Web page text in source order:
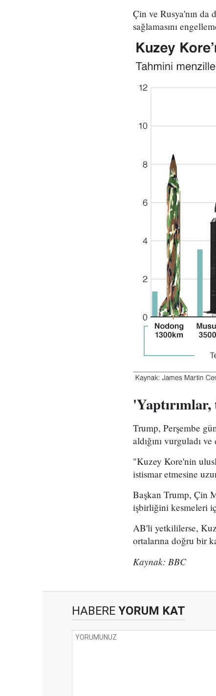
Çin ve Rusya'nın da
sağlamasını
Trump, Perşembe
aldığını vurguladı
"Kuzey Kore'nin
istismar etmesine
Başkan Trump, Çin
işbirliğini kesmeleri
AB'li yetkililerse,
ortalarına doğru bir
Kaynak: BBC
HABERE YORUM KAT